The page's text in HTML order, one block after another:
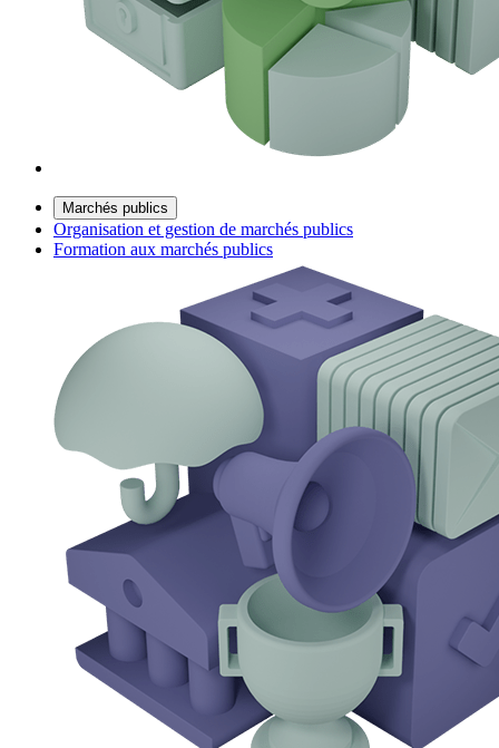
Marchés publics
Organisation et gestion de marchés publics
Formation aux marchés publics